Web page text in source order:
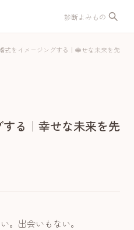
診断よみもの
式をイメージングする｜幸せな未来を先
る｜幸せな未来を先
。出会いもない。